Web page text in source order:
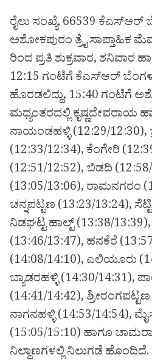
ರೈಲು ಸಂಖ್ಯೆ. 66539 ಕೆಎಸ್‌ಆರ್
ಅಶೋಕಪುರಂ ತ್ರೈ ಸಾಪ್ತಾಹಿಕ
ರಿಂದ ಪ್ರತಿ ಶುಕ್ರವಾರ, ಶನಿವಾರ
12:15 ಗಂಟೆಗೆ ಕೆಎಸ್‌ಆರ್
ಹೊರಡಲಿದ್ದು, 15:40 ಗಂಟೆಗೆ
ಮಧ್ಯಂತರದಲ್ಲಿ ಕೃಷ್ಣದೇವರಾಯ
ನಾಯಂಡಹಳ್ಳಿ (12:29/12:30),
(12:33/12:34), ಕೆಂಗೇರಿ
(12:51/12:52), ಬಿಡದಿ
(13:05/13:06), ರಾಮನಗರಂ
ಚನ್ನಪಟ್ಟಣ (13:23/13:24),
ನಿಡಘಟ್ಟ ಹಾಲ್ಟ್ (13:38/
(13:46/13:47), ಹನಕೆರೆ
(14:08/14:10), ಎಲಿಯೂರು
ಬ್ಯಾಡರಹಳ್ಳಿ (14:30/14:31),
(14:41/14:42),
ನಾಗನಹಳ್ಳಿ (14:53/14:54),
(15:05/15:10) ಹಾಗೂ
ನಿಲ್ದಾಣಗಳಲ್ಲಿ ನಿಲುಗಡೆ ಹೊಂದಿದೆ.